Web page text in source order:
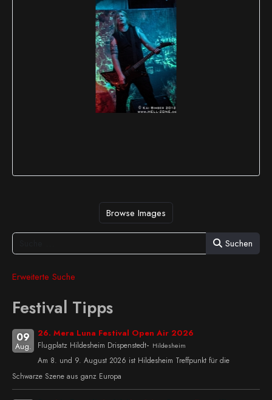
Browse Images
Suchen
Erweiterte Suche
Festival Tipps
09
Aug.
26. Mera Luna Festival Open Air 2026
Flugplatz Hildesheim Drispenstedt- Hildesheim
Am 8. und 9. August 2026 ist Hildesheim Treffpunkt für die
Schwarze Szene aus ganz Europa